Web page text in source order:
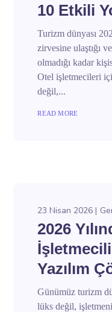
10 Etkili
Turizm dünyası
zirvesine ulaştığı
olmadığı kadar
Otel işletmecileri
değil,...
READ MORE
23 Nisan 2026
2026
Yazılım
Günümüz turizm
lüks değil,